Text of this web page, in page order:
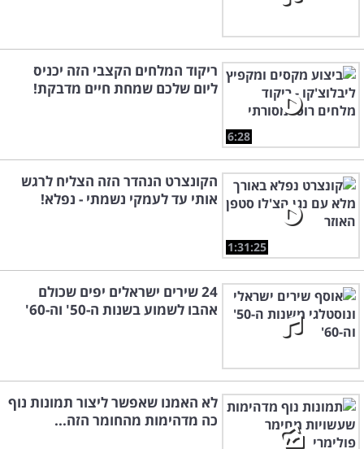
6:28
ריקוד המלחים הקצבי הזה יכניס
ליום שלכם שמחת חיים מדבקת!
1:31:25
הקונצרט הנהדר הזה הצליח לרגש
אותי עד לעמקי נשמתי - נפלא!
24 שירים ישראלים יפים שכולם
אהבו לשמוע בשנות ה-50' וה-60'
לא האמנו שאפשר ליצור תמונות נוף
כה מדהימות מהחומר הזה...